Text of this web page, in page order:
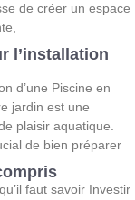
de créer un espace
l’installation
d’une Piscine en
jardin est une
plaisir aquatique.
de bien préparer
faut savoir Investir